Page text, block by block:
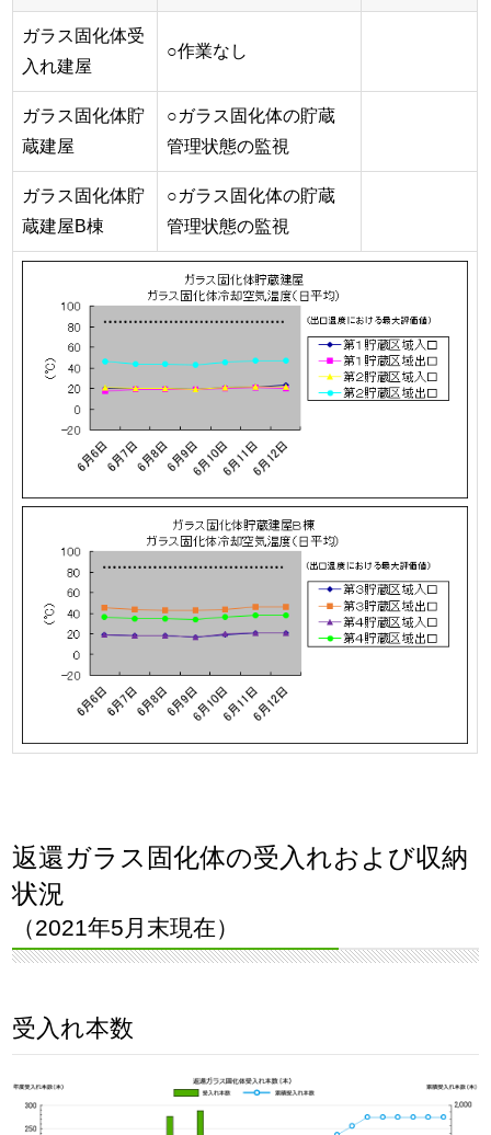
ガラス固化体受
入れ建屋
○作業なし
ガラス固化体貯
蔵建屋
○ガラス固化体の貯蔵
管理状態の監視
ガラス固化体貯
蔵建屋B棟
○ガラス固化体の貯蔵
管理状態の監視
返還ガラス固化体の受入れおよび収納
状況
（2021年5月末現在）
受入れ本数